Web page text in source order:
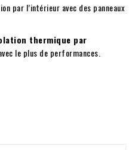
par l’intérieur avec des panneaux
thermique par
le plus de performances.